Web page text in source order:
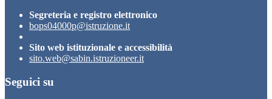
Segreteria e registro elettronico
bops04000p@istruzione.it
Sito web istituzionale e accessibilità
sito.web@sabin.istruzioneer.it
Seguici su